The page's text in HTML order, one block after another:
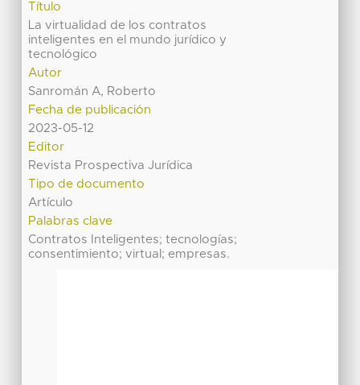
Título
La virtualidad de los contratos
inteligentes en el mundo jurídico y
tecnológico
Autor
Sanromán A, Roberto
Fecha de publicación
2023-05-12
Editor
Revista Prospectiva Jurídica
Tipo de documento
Artículo
Palabras clave
Contratos Inteligentes; tecnologías;
consentimiento; virtual; empresas.